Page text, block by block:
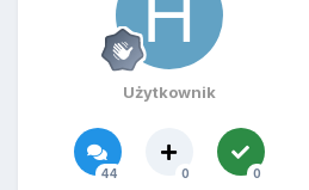
Użytkownik
44 0 0